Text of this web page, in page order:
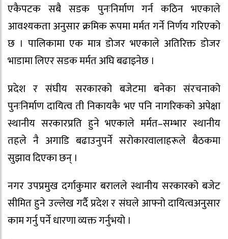
एकैपटक सबै सडक पुनःनिर्माण गर्न कठिन भएकाले
आवश्यकता अनुसार क्रमिक रूपमा मर्मत गर्ने निर्णय गरिएको
छ । पालिकामा एक मात्र डोजर भएकाले अतिरिक्त डोजर
भाडामा लिएर सडक मर्मत अघि बढाइनेछ ।
प्रदेश र संघीय सरकारको बजेटमा बनेका संरचनाको
पुनःनिर्माण दायित्व ती निकायकै भए पनि नागरिकको अपेक्षा
स्थानीय सरकारप्रति हुने भएकाले मर्मत–सम्भार स्थानीय
तहले नै अगाडि बढाउनुपर्ने सरोकारवालाहरूले बैठकमा
सुझाव दिएका छन् ।
नगर उपप्रमुख दर्गाकुमार बरालले स्थानीय सरकारको बजेट
सीमित हुने उल्लेख गर्दै प्रदेश र संघले आफ्नो दायित्वअनुसार
काम गर्नु पर्ने धारणा व्यक्त गर्नुभयो ।